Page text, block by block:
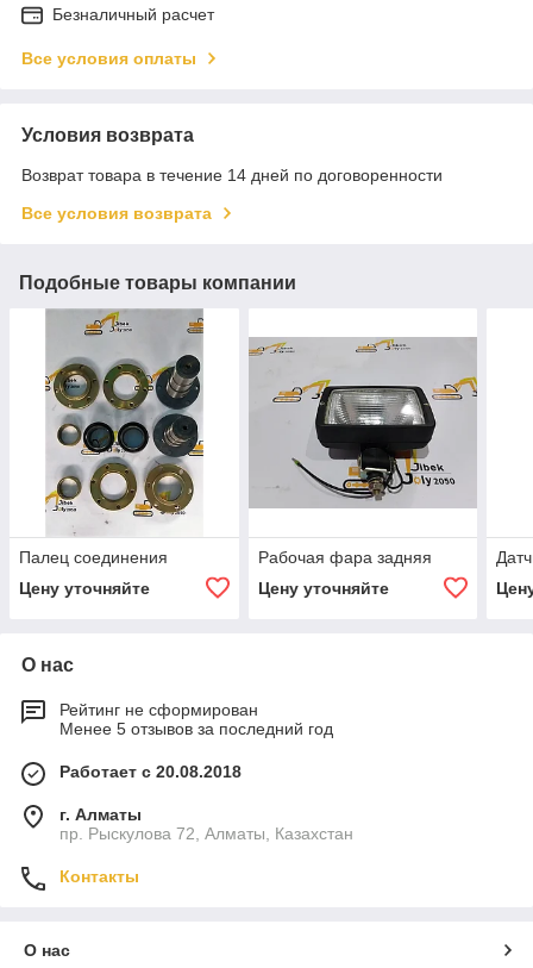
Безналичный расчет
Все условия оплаты
Условия возврата
Возврат товара в течение 14 дней по договоренности
Все условия возврата
Подобные товары компании
Палец соединения
Цену уточняйте
Рабочая фара задняя
Цену уточняйте
О нас
Рейтинг не сформирован
Менее 5 отзывов за последний год
Работает с 20.08.2018
г. Алматы
пр. Рыскулова 72, Алматы, Казахстан
Контакты
О нас